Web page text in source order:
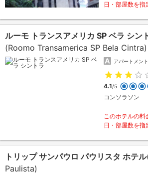
日・部屋数を
ルーモ トランスアメリカ SP ベラ シン
(Roomo Transamerica SP Bela Cintra)
アパートメント
4.1/5
コンソラソン
このホテルの料
日・部屋数を
トリップ サンパウロ パウリスタ ホテル
Paulista)